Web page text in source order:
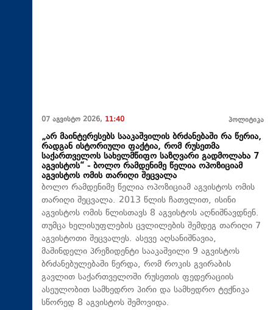
07 აგვისტო 2026, 11:40 პოლიტიკა
„არ მაინტერესებს სააკაშვილის ბრძანებაში რა წერია,
რადგან ისტორიული ფაქტია, რომ რუსეთმა
საქართველოს სახელმწიფო საზღვარი გადმოლახა 7
აგვისტოს“ - ბოლო რამდენიმე წელია ოპოზიციამ
აგვისტოს ომის თარიღი შეცვალა
ბოლო რამდენიმე წელია ოპოზიციამ აგვისტოს ომის
თარიღი შეცვალა. 2013 წლის ჩათვლით, ისინი
აგვისტოს ომის წლისთავს 8 აგვისტოს აღნიშნავდნენ.
თუმცა ხელისუფლების ცვლილების შემდეგ თარიღი 7
აგვისტოთი შეცვალეს. ასევე აღსანიშნავია,
მაშინდელი პრეზიდენტი სააკაშვილი 9 აგვისტოს
ბრძანებულებაში წერდა, რომ როკის გვირაბის
გავლით საქართველოში რუსეთის ფედერაციის
ასეულობით სამხედრო პირი და სამხედრო ტექნიკა
სწორედ 8 აგვისტოს შემოვიდა.